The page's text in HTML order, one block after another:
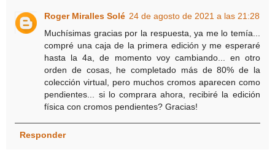
Roger Miralles Solé 24 de agosto de 2021 a las 21:28
Muchísimas gracias por la respuesta, ya me lo temía...
compré una caja de la primera edición y me esperaré
hasta la 4a, de momento voy cambiando... en otro
orden de cosas, he completado más de 80% de la
colección virtual, pero muchos cromos aparecen como
pendientes... si lo comprara ahora, recibiré la edición
física con cromos pendientes? Gracias!
Responder